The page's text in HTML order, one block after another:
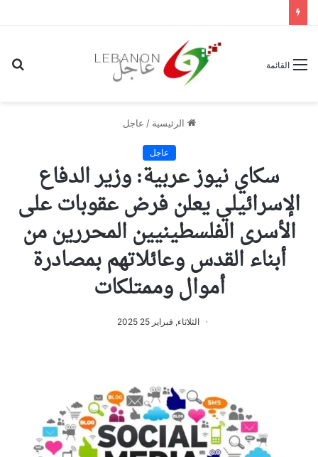
القائمة
الرئيسية / عاجل
عاجل
سكاي نيوز عربية: وزير الدفاع
الإسرائيلي يعلن فرض عقوبات على
الأسرى الفلسطينيين المحررين من
أبناء القدس وعائلاتهم بمصادرة
أموال وممتلكات
الثلاثاء, فبراير 25 2025